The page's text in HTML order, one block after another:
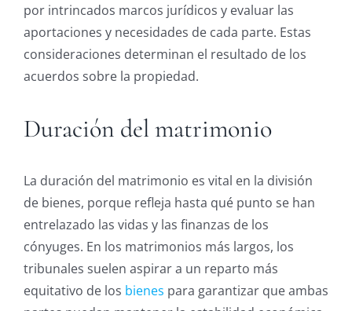
por intrincados marcos jurídicos y evaluar las
aportaciones y necesidades de cada parte. Estas
consideraciones determinan el resultado de los
acuerdos sobre la propiedad.
Duración del matrimonio
La duración del matrimonio es vital en la división
de bienes, porque refleja hasta qué punto se han
entrelazado las vidas y las finanzas de los
cónyuges. En los matrimonios más largos, los
tribunales suelen aspirar a un reparto más
equitativo de los bienes para garantizar que ambas